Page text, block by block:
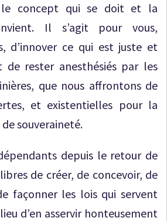
le concept qui se doit et la
Il s’agit pour vous,
d’innover ce qui est juste et
rester anesthésiés par les
que nous affrontons de
et existentielles pour la
souveraineté.
depuis le retour de
de créer, de concevoir, de
façonner les lois qui servent
d’en asservir honteusement